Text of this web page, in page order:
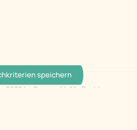
speichern
2026 by Caraworld. Alle Rechte